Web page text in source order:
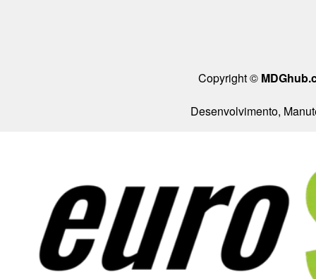
Copyright ©
Desenvolvimento,